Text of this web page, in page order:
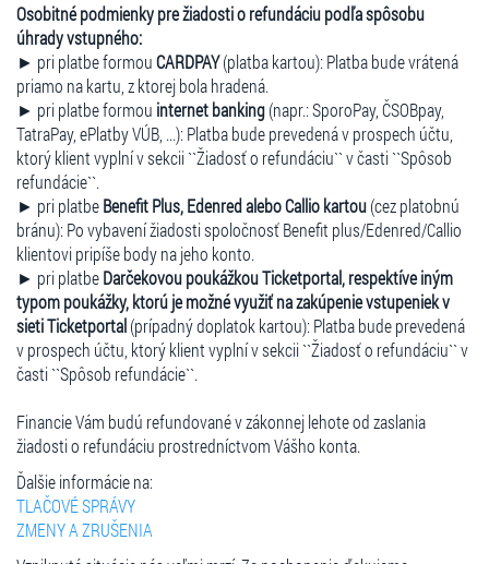
Osobitné podmienky pre žiadosti o refundáciu podľa spôsobu
úhrady vstupného:
► pri platbe formouCARDPAY(platba kartou): Platba bude vrátená
priamo na kartu, z ktorej bola hradená.
► pri platbe formou internet banking(napr.: SporoPay, ČSOBpay,
TatraPay, ePlatby VÚB, ...): Platba bude prevedená v prospech účtu,
ktorý klient vyplní v sekcii ``Žiadosť o refundáciu`` v časti ``Spôsob
refundácie``.
► pri platbeBenefit Plus, Edenred alebo Callio kartou(cez platobnú
bránu): Po vybavení žiadosti spoločnosť Benefit plus/Edenred/Callio
klientovi pripíše body na jeho konto.
► pri platbeDarčekovou poukážkou Ticketportal, respektíve iným
typom poukážky, ktorú je možné využiť na zakúpenie vstupeniek v
sieti Ticketportal(prípadný doplatok kartou): Platba bude prevedená
v prospech účtu, ktorý klient vyplní v sekcii ``Žiadosť o refundáciu`` v
časti ``Spôsob refundácie``.
Financie Vám budú refundované v zákonnej lehote od zaslania
žiadosti o refundáciu prostredníctvom Vášho konta.
Ďalšie informácie na:
TLAČOVÉ SPRÁVY
ZMENY A ZRUŠENIA